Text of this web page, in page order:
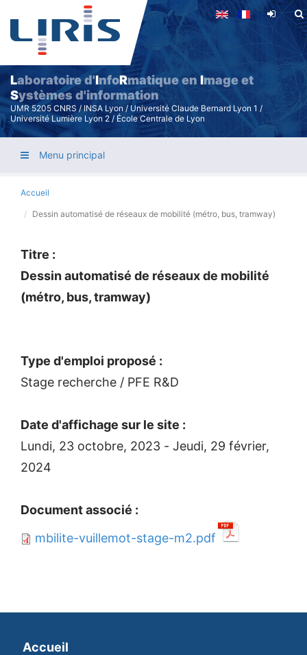
Aller
contenu
principal
Laboratoire d'InfoRmatique enImage et
Systèmes d'information
UMR 5205 CNRS / INSA Lyon / Université Claude Bernard Lyon 1 /
Université Lumière Lyon 2 / École Centrale de Lyon
Menu principal
Accueil
Dessin automatisé de réseaux de mobilité (métro, bus, tramway)
Titre :
Dessin automatisé de réseaux de mobilité
(métro, bus, tramway)
Type d'emploi proposé :
Stage recherche / PFE R&D
Date d'affichage sur le site :
Lundi, 23 octobre, 2023 - Jeudi, 29 février,
2024
Document associé :
mbilite-vuillemot-stage-m2.pdf
Accueil